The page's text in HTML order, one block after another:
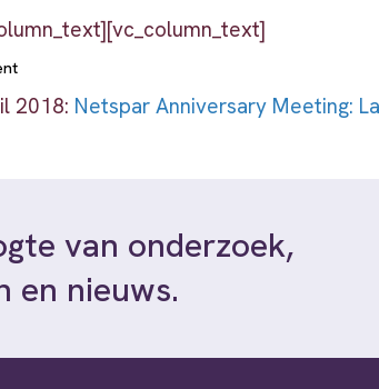
2018: Netspar Anniversary Meeting:
van onderzoek,
en nieuws.